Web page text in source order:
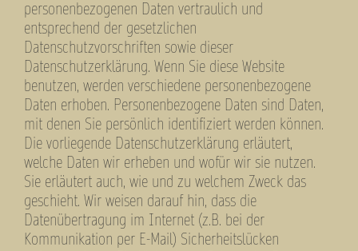
personenbezogenen Daten vertraulich und
entsprechend der gesetzlichen
Datenschutzvorschriften sowie dieser
Datenschutzerklärung. Wenn Sie diese Website
benutzen, werden verschiedene personenbezogene
Daten erhoben. Personenbezogene Daten sind Daten,
mit denen Sie persönlich identifiziert werden können.
Die vorliegende Datenschutzerklärung erläutert,
welche Daten wir erheben und wofür wir sie nutzen.
Sie erläutert auch, wie und zu welchem Zweck das
geschieht. Wir weisen darauf hin, dass die
Datenübertragung im Internet (z.B. bei der
Kommunikation per E-Mail) Sicherheitslücken